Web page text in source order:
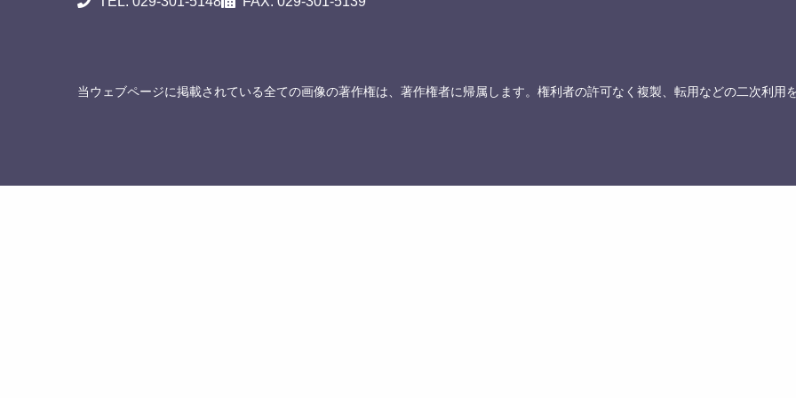
当ウェブページに掲載されている全ての画像の著作権は、著作権者に帰属します。権利者の許可なく複製、転用などの二次利用